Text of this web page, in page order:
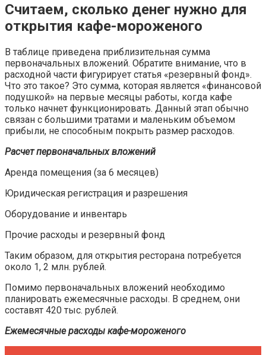
Считаем, сколько денег нужно для
открытия кафе-мороженого
В таблице приведена приблизительная сумма
первоначальных вложений. Обратите внимание, что в
расходной части фигурирует статья «резервный фонд».
Что это такое? Это сумма, которая является «финансовой
подушкой» на первые месяцы работы, когда кафе
только начнет функционировать. Данный этап обычно
связан с большими тратами и маленьким объемом
прибыли, не способным покрыть размер расходов.
Расчет первоначальных вложений
Аренда помещения (за 6 месяцев)
Юридическая регистрация и разрешения
Оборудование и инвентарь
Прочие расходы и резервный фонд
Таким образом, для открытия ресторана потребуется
около 1, 2 млн. рублей.
Помимо первоначальных вложений необходимо
планировать ежемесячные расходы. В среднем, они
составят 420 тыс. рублей.
Ежемесячные расходы кафе-мороженого